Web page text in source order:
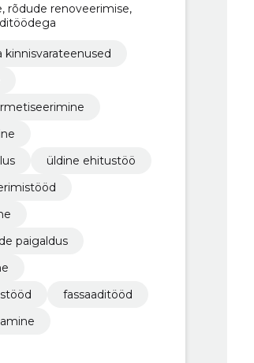
rõdude renoveerimise,
kinnisvarateenused
üldine ehitustöö
paigaldus
fassaaditööd